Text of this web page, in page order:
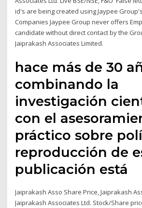
id's are being created using Jaypee
Companies Jaypee Group never offers
candidate without direct contact by the
Jaiprakash Associates Limited.
hace más de 30
combinando la
investigación
con el
práctico sobre
reproducción de
publicación está
Jaiprakash Asso Share Price, Jaiprakash
Jaiprakash Associates Ltd. Stock/Share